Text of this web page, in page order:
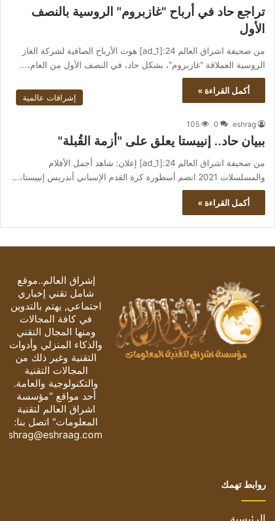
تراجع حاد في أرباح "غازبروم" الروسية بالنصف
الأول
من صحيفة اشراق العالم 24:[ad_1] هوت الأرباح الصافية لشركة الغاز
الروسية العملاقة “غازبروم”، بشكل حاد، في النصف الأول من العام،…
أكمل القراءة »
إشراقات عالمية
eshrag
0
105
ببيان حاد.. إنييستا يعلق على "أزمة القُبلة"
من صحيفة اشراق العالم 24:[ad_1] إعلان: شاهد أجمل الأفلام
والمسلسلات 2021 انضم أسطورة كرة القدم الإسباني أندريس إنييستا،…
أكمل القراءة »
إشراق العالم..موقع
شامل تقني إخباري
اجتماعي, يهتم بالتدوين
في كافة المجالات
ومنها المجال التقني
والذكاء المنزلي وأدوات
التقنية وغير ذلك من
المجالات التقنية
والتكنولوجية والعامة.
أحد مواقع "مؤسسة
اشراق العالم لتقنية
المعلومات" اتصل بنا:
eshrag@eshraag.com
روابط تهمك
الرئيسية